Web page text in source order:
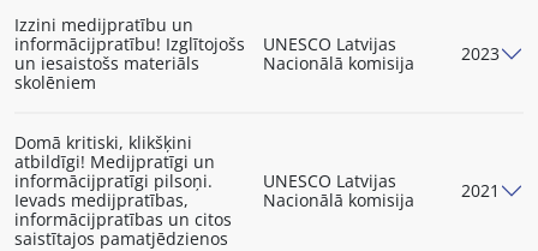
Izzini medijpratību un
informācijpratību! Izglītojošs
un iesaistošs materiāls
skolēniem
UNESCO Latvijas
Nacionālā komisija
2023
Domā kritiski, klikšķini
atbildīgi! Medijpratīgi un
informācijpratīgi pilsoņi.
Ievads medijpratības,
informācijpratības un citos
saistītajos pamatjēdzienos
UNESCO Latvijas
Nacionālā komisija
2021